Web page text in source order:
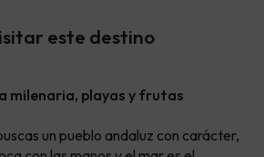
este destino
milenaria, playas y frutas
un pueblo andaluz con carácter,